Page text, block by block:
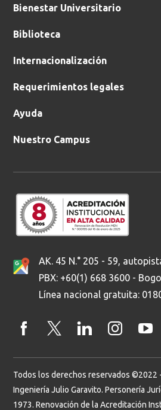
Bienestar Universitario
Biblioteca
Internacionalización
Requerimientos legales
Ayuda
Nuestro Campus
AK. 45 N.° 205 - 59,
PBX: +60(1) 668 3600 -
Línea nacional gratuita:
Todos los derechos reservados ©2022
Ingeniería Julio Garavito. Personería
1973. Renovación de la Acreditación